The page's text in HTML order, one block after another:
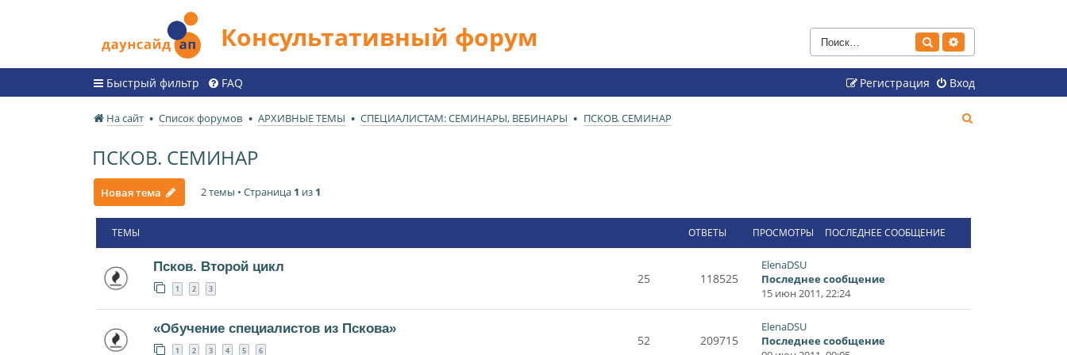
Консультативный форум Поиск
Быстрый фильтр FAQ Вход
Регистрация
На сайт Список форумов АРХИВНЫЕ ТЕМЫ СПЕЦИАЛИСТАМ: СЕМИНАРЫ, ВЕБИНАРЫ ПСКОВ. СЕМИНАР
ПСКОВ. СЕМИНАР
Новая тема 2 темы • Страница 1 из 1
ТЕМЫ ОТВЕТЫ ПРОСМОТРЫ ПОСЛЕДНЕЕ СООБЩЕНИЕ
Псков. Второй цикл
1 2 3
25 118525
ElenaDSU
Последнее сообщение
15 июн 2011, 22:24
«Обучение специалистов из Пскова»
1 2 3 4 5 6
52 209715
ElenaDSU
Последнее сообщение